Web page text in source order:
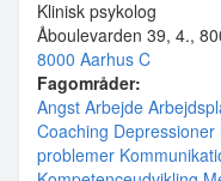
Klinisk psykolog
Åboulevarden 39, 4.,
8000 Aarhus C
Fagområder:
Angst Arbejde
Coaching Depressioner
problemer